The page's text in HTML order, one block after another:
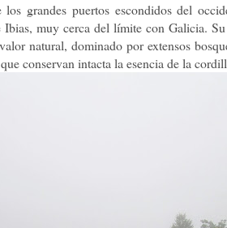
grandes puertos escondidos del
Ibias, muy cerca del límite con Galicia.
natural, dominado por extensos
conservan intacta la esencia de la